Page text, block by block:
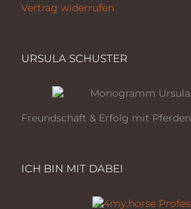
Vertrag widerrufen
URSULA SCHUSTER
Freundschaft & Erfolg mit Pferden
ICH BIN MIT DABEI